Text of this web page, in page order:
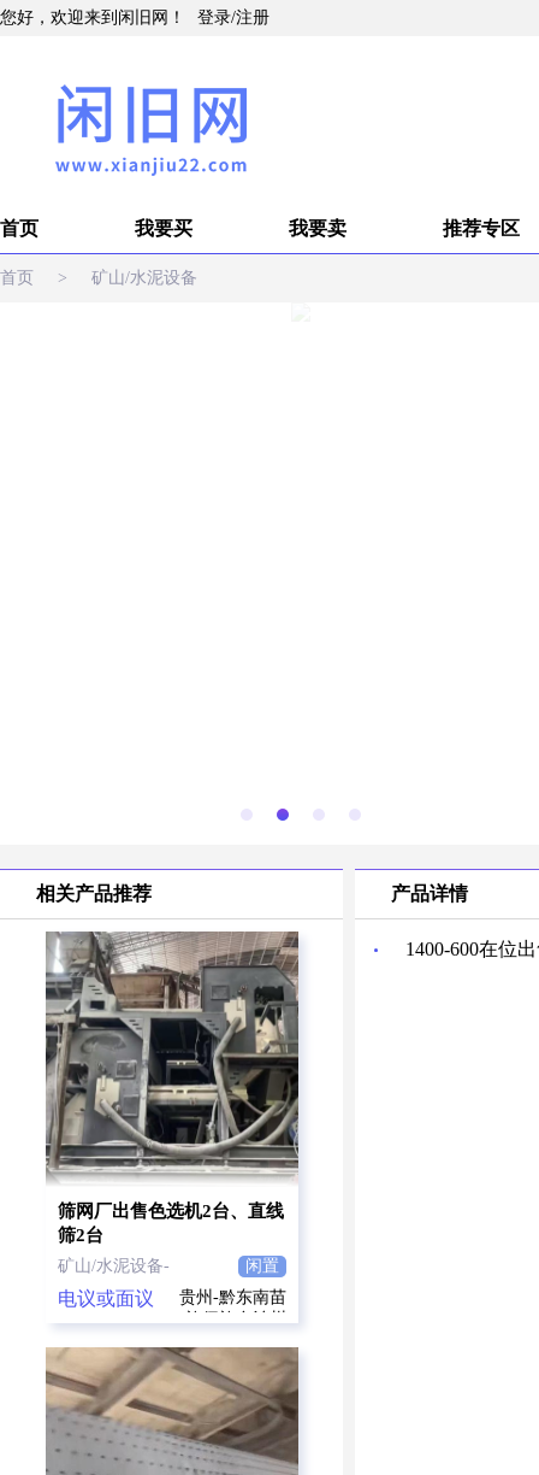
您好，欢迎来到闲旧网！ 登录/注册
首页 我要买 我要卖 推荐专区
首页 > 矿山/水泥设备
相关产品推荐
筛网厂出售色选机2台、直线
筛2台
矿山/水泥设备- 闲置
电议或面议
贵州-黔东南苗
族侗族自治州
产品详情
1400-600在位